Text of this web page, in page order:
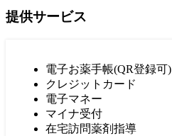
提供サービス
電子お薬手帳(QR登録可)
クレジットカード
電子マネー
マイナ受付
在宅訪問薬剤指導